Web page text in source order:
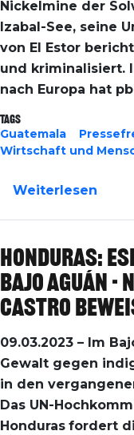
Nickelmine der
Izabal-See, seine
von El Estor
und kriminalisiert.
nach Europa hat
Tags
Guatemala
Wirtschaft und
Weiterlesen
Honduras:
Bajo Aguán -
Castro
09.03.2023 – Im
Gewalt gegen
in den
Das UN-
Honduras fordert